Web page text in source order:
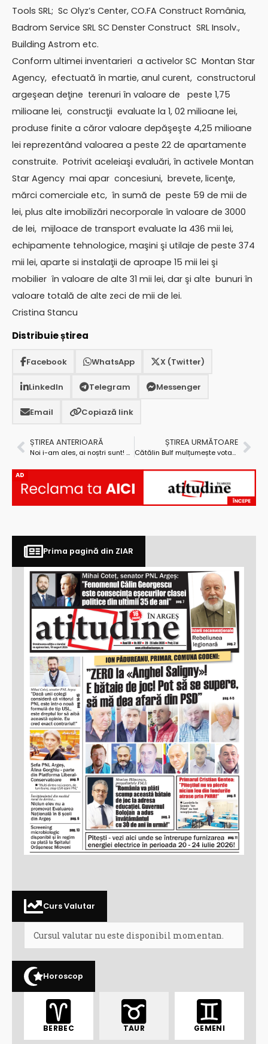
Tools SRL; Sc Olyz’s Center, CO.FA Construct România,
Badrom Service SRL SC Denster Construct SRL Insolv.,
Building Astrom etc.
Conform ultimei inventarieri a activelor SC Montan Star
Agency, efectuată în martie, anul curent, constructorul
argeşean deţine terenuri în valoare de peste 1,75
milioane lei, construcţii evaluate la 1, 02 milioane lei,
produse finite a căror valoare depăşeşte 4,25 milioane
lei reprezentând valoarea a peste 22 de apartamente
construite. Potrivit aceleiaşi evaluări, în activele Montan
Star Agency mai apar concesiuni, brevete, licenţe,
mărci comerciale etc, în sumă de peste 59 de mii de
lei, plus alte imobilizări necorporale în valoare de 3000
de lei, mijloace de transport evaluate la 436 mii lei,
echipamente tehnologice, maşini şi utilaje de peste 374
mii lei, aparte si instalaţii de aproape 15 mii lei şi
mobilier în valoare de alte 31 mii lei, dar şi alte bunuri în
valoare totală de alte zeci de mii de lei.
Cristina Stancu
Distribuie știrea
Facebook WhatsApp X (Twitter)
LinkedIn Telegram Messenger
Email Copiază link
ȘTIREA ANTERIOARĂ
Noi i-am ales, ai noștri sunt! Perle recente ale politicienilor, unii dintre ei candidați la președinția României
ȘTIREA URMĂTOARE
Cătălin Bulf mulțumește votanților PMP
AD
Prima pagină din ZIAR
Curs Valutar
Cursul valutar nu este disponibil momentan.
Horoscop
BERBEC TAUR GEMENI